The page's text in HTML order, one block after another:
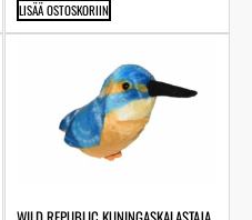
LISÄÄ OSTOSKORIIN